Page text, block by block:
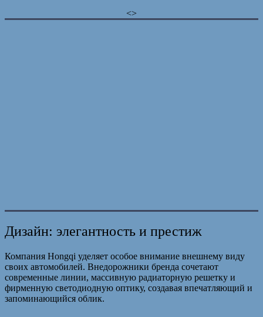
<>
Дизайн: элегантность и престиж
Компания Hongqi уделяет особое внимание внешнему виду
своих автомобилей. Внедорожники бренда сочетают
современные линии, массивную радиаторную решетку и
фирменную светодиодную оптику, создавая впечатляющий и
запоминающийся облик.